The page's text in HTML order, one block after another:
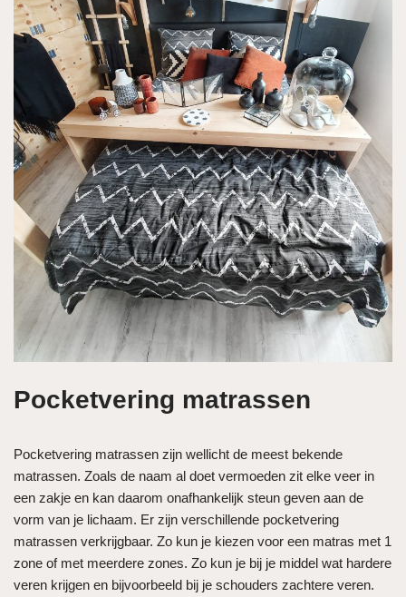
Pocketvering matrassen
Pocketvering matrassen zijn wellicht de meest bekende
matrassen. Zoals de naam al doet vermoeden zit elke veer in
een zakje en kan daarom onafhankelijk steun geven aan de
vorm van je lichaam. Er zijn verschillende pocketvering
matrassen verkrijgbaar. Zo kun je kiezen voor een matras met 1
zone of met meerdere zones. Zo kun je bij je middel wat hardere
veren krijgen en bijvoorbeeld bij je schouders zachtere veren.